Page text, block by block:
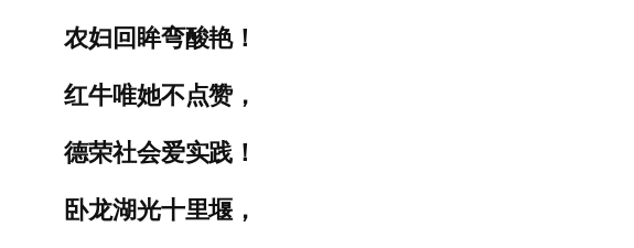
农妇回眸弯酸艳！
红牛唯她不点赞，
德荣社会爱实践！
卧龙湖光十里堰，